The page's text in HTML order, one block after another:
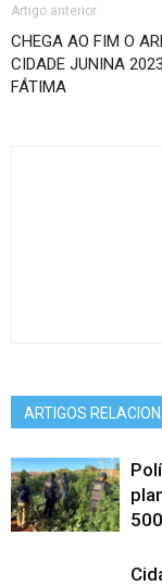
Artigo anterior
CHEGA AO FIM O
CIDADE JUNINA
FÁTIMA
ARTIGOS